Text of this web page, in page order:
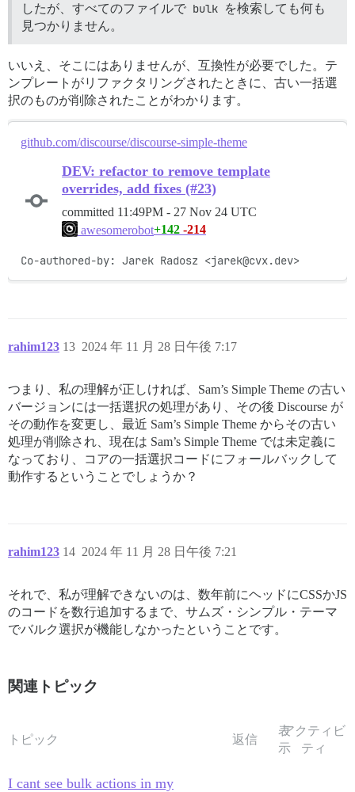
したが、すべてのファイルで bulk を検索しても何も
見つかりません。
いいえ、そこにはありませんが、互換性が必要でした。テ
ンプレートがリファクタリングされたときに、古い一括選
択のものが削除されたことがわかります。
github.com/discourse/discourse-simple-theme
DEV: refactor to remove template
overrides, add fixes (#23)
committed 11:49PM - 27 Nov 24 UTC
awesomerobot+142 -214
Co-authored-by: Jarek Radosz <jarek@cvx.dev>
rahim123 2024 年 11 月 28 日午後 7:17
13
つまり、私の理解が正しければ、Sam’s Simple Theme の古い
バージョンには一括選択の処理があり、その後 Discourse が
その動作を変更し、最近 Sam’s Simple Theme からその古い
処理が削除され、現在は Sam’s Simple Theme では未定義に
なっており、コアの一括選択コードにフォールバックして
動作するということでしょうか？
rahim123 2024 年 11 月 28 日午後 7:21
14
それで、私が理解できないのは、数年前にヘッドにCSSかJS
のコードを数行追加するまで、サムズ・シンプル・テーマ
でバルク選択が機能しなかったということです。
関連トピック
トピック 返信
表
示
アクティビ
ティ
I cant see bulk actions in my